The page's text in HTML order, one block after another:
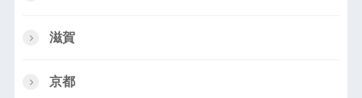
滋賀
京都